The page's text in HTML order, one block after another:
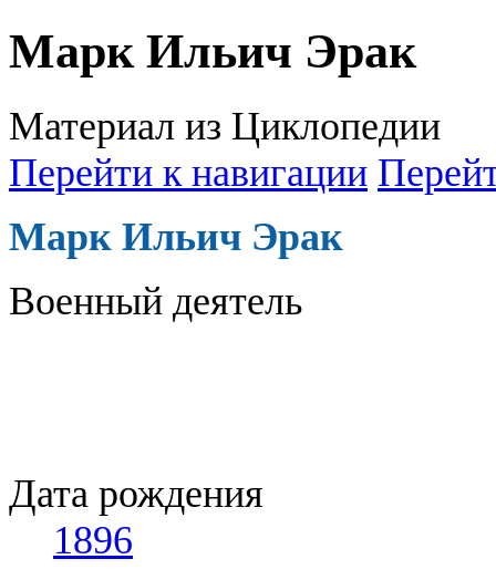
Марк Ильич Эрак
Материал из Циклопедии
Перейти к навигации
Марк Ильич Эрак
Военный деятель
Дата рождения
1896